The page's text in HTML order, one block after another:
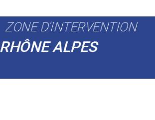
ZONE D'INTERVENTION
RHÔNE ALPES